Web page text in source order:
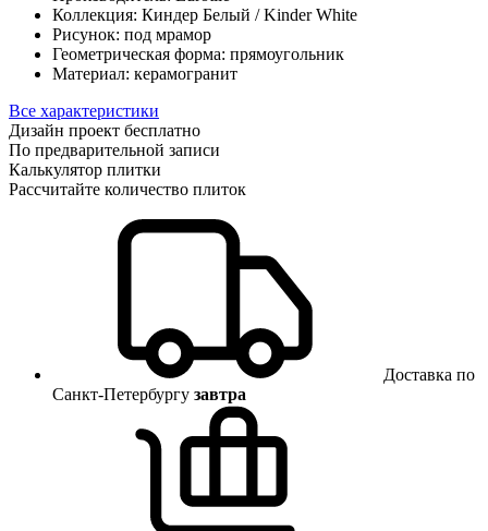
Коллекция: Киндер Белый / Kinder White
Рисунок: под мрамор
Геометрическая форма: прямоугольник
Материал: керамогранит
Все характеристики
Дизайн проект бесплатно
По предварительной записи
Калькулятор плитки
Рассчитайте количество плиток
Доставка по
Санкт-Петербургу завтра